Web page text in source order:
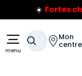
Aller au contenu
Aller à la
☀️ Fortes
Prix
🔥
Jusqu'à 120€
menu
Votre recherche
Mon
centre